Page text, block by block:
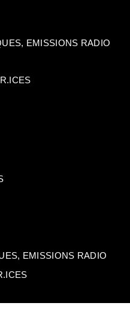
EMISSIONS RADIO
EMISSIONS RADIO